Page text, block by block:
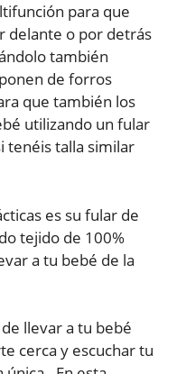
para que
delante o por detrás
también
de forros
que también los
utilizando un fular
tenéis talla similar
es su fular de
tejido de 100%
a tu bebé de la
llevar a tu bebé
cerca y escuchar tu